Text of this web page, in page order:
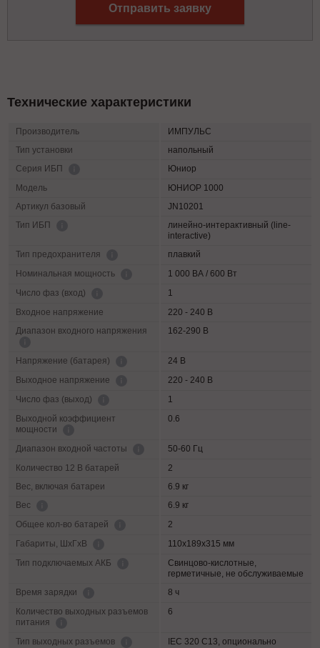
Отправить заявку
Технические характеристики
Производитель
ИМПУЛЬС
Тип установки
напольный
Серия ИБП
Юниор
Модель
ЮНИОР 1000
Артикул базовый
JN10201
Тип ИБП
линейно-интерактивный (line-
interactive)
Тип предохранителя
плавкий
Номинальная мощность
1 000 ВА / 600 Вт
Число фаз (вход)
1
Входное напряжение
220 - 240 В
Диапазон входного напряжения
162-290 В
Напряжение (батарея)
24 В
Выходное напряжение
220 - 240 В
Число фаз (выход)
1
Выходной коэффициент
мощности
0.6
Диапазон входной частоты
50-60 Гц
Количество 12 В батарей
2
Вес, включая батареи
6.9 кг
Вес
6.9 кг
Общее кол-во батарей
2
Габариты, ШхГхВ
110х189х315 мм
Тип подключаемых АКБ
Свинцово-кислотные,
герметичные, не обслуживаемые
Время зарядки
8 ч
Количество выходных разъемов
питания
6
Тип выходных разъемов
IEC 320 C13, опционально